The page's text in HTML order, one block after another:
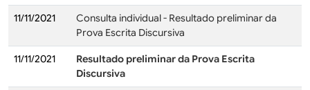
11/11/2021
Consulta individual - Resultado preliminar da
Prova Escrita Discursiva
11/11/2021
Resultado preliminar da Prova Escrita
Discursiva